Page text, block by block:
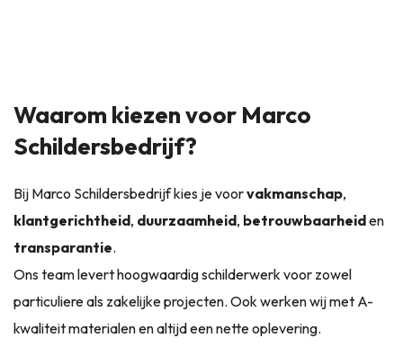
Waarom kiezen voor Marco
Schildersbedrijf?
Bij Marco Schildersbedrijf kies je voorvakmanschap,
klantgerichtheid, duurzaamheid, betrouwbaarheiden
transparantie.
Ons team levert hoogwaardig schilderwerk voor zowel
particuliere als zakelijke projecten. Ook werken wij met A-
kwaliteit materialen en altijd een nette oplevering.